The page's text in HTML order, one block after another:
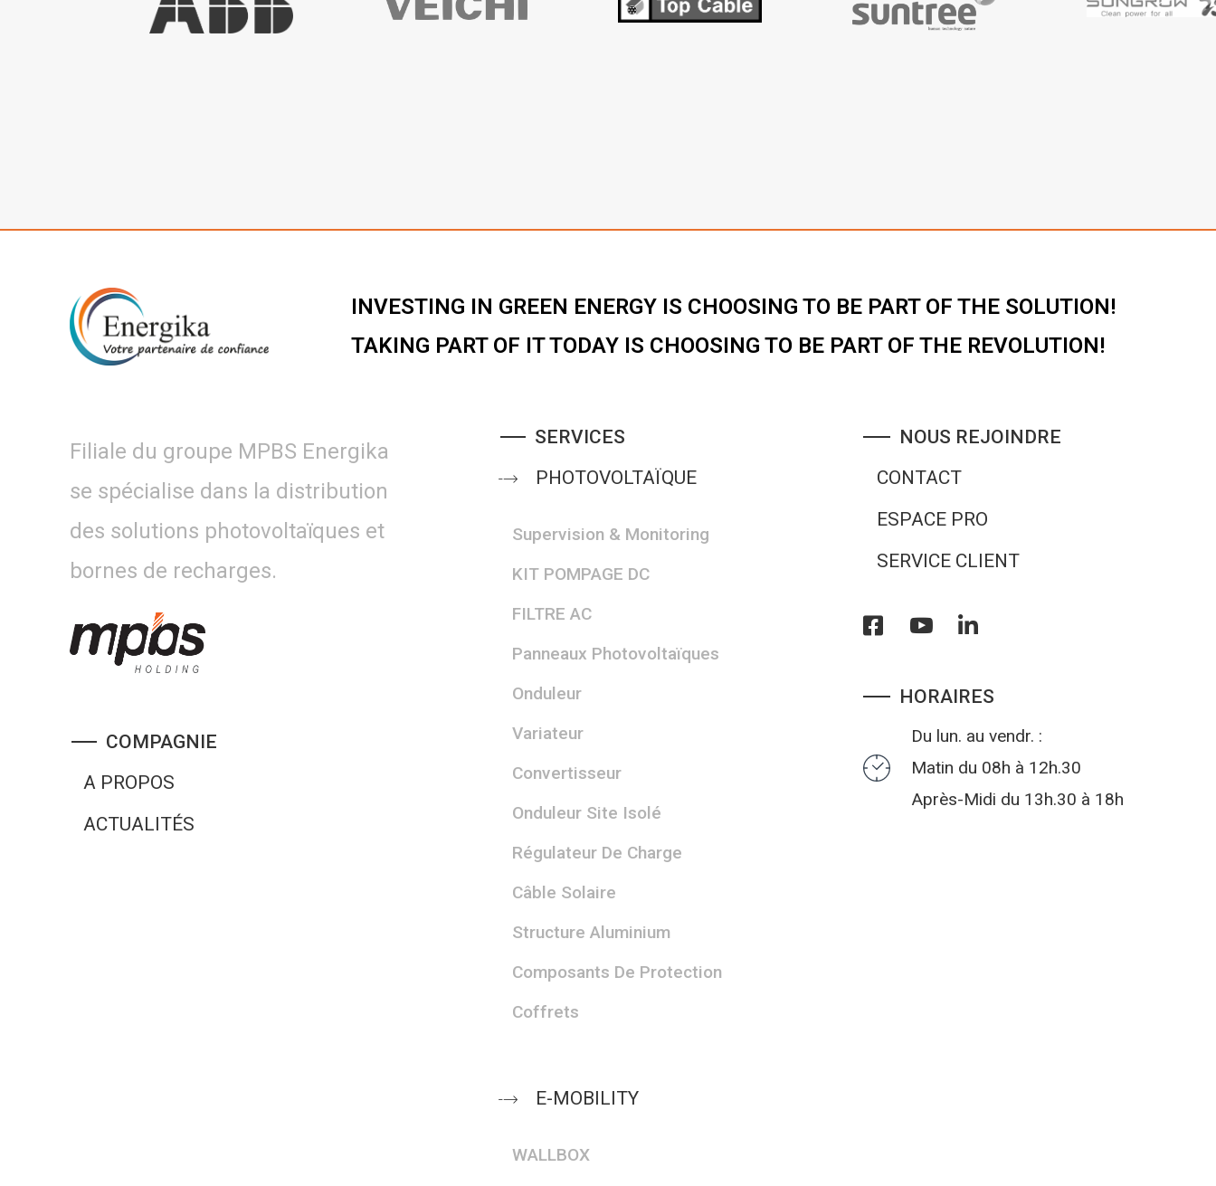
INVESTING IN GREEN ENERGY IS CHOOSING TO BE PART OF THE SOLUTION!
TAKING PART OF IT TODAY IS CHOOSING TO BE PART OF THE REVOLUTION!
Filiale du groupe MPBS Energika
se spécialise dans la distribution
des solutions photovoltaïques et
bornes de recharges.
COMPAGNIE
A PROPOS
ACTUALITÉS
SERVICES
PHOTOVOLTAÏQUE
Supervision & Monitoring
KIT POMPAGE DC
FILTRE AC
Panneaux Photovoltaïques
Onduleur
Variateur
Convertisseur
Onduleur Site Isolé
Régulateur De Charge
Câble Solaire
Structure Aluminium
Composants De Protection
Coffrets
E-MOBILITY
WALLBOX
NOUS REJOINDRE
CONTACT
ESPACE PRO
SERVICE CLIENT
HORAIRES
Du lun. au vendr. :
Matin du 08h à 12h.30
Après-Midi du 13h.30 à 18h